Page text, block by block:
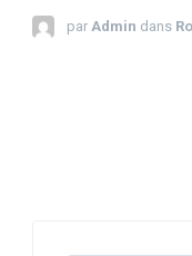
par Admin dans